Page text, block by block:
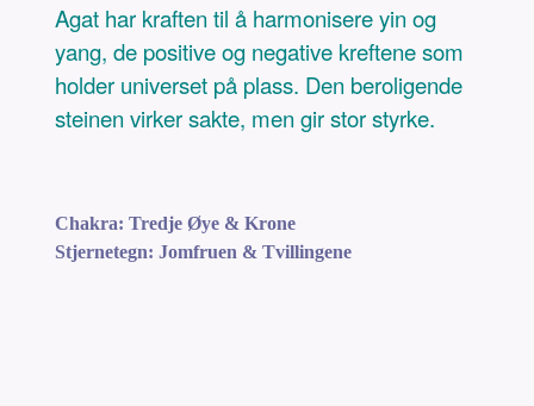
Agat har kraften til å harmonisere yin og
yang, de positive og negative kreftene som
holder universet på plass. Den beroligende
steinen virker sakte, men gir stor styrke.
Chakra: Tredje Øye & Krone
Stjernetegn: Jomfruen & Tvillingene